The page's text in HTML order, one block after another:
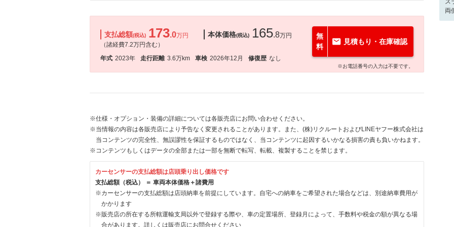
支払総額(税込) 173.0万円
（諸経費7.2万円含む）
本体価格(税込) 165.8万円
年式 2023年 走行距離 3.6万km 車検 2026年12月 修復歴 なし
無
料
見積もり・在庫確認
※お電話番号の入力は不要です。
※仕様・オプション・装備の詳細については各販売店にお問い合わせください。
※当情報の内容は各販売店により予告なく変更されることがあります。また、(株)リクルートおよびLINEヤフー株式会社は
当コンテンツの完全性、無誤謬性を保証するものではなく、当コンテンツに起因するいかなる損害の責も負いかねます。
※コンテンツもしくはデータの全部または一部を無断で転写、転載、複製することを禁じます。
カーセンサーの支払総額は店頭乗り出し価格です
支払総額（税込） ＝ 車両本体価格＋諸費用
※カーセンサーの支払総額は店頭納車を前提にしています。自宅への納車をご希望された場合などは、別途納車費用が
かかります
※販売店の所在する所轄運輸支局以外で登録する際や、車の定置場所、登録月によって、手数料や税金の額が異なる場
合があります。詳しくは販売店にお問合せください
ス
両